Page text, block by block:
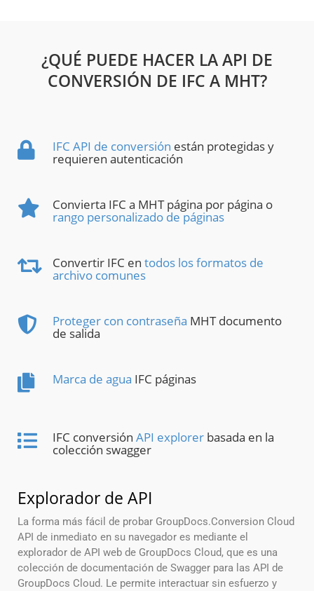
¿QUÉ PUEDE HACER LA API DE
CONVERSIÓN DE IFC A MHT?
IFC API de conversión están protegidas y
requieren autenticación
Convierta IFC a MHT página por página o
rango personalizado de páginas
Convertir IFC en todos los formatos de
archivo comunes
Proteger con contraseña MHT documento
de salida
Marca de agua IFC páginas
IFC conversión API explorer basada en la
colección swagger
Explorador de API
La forma más fácil de probar GroupDocs.Conversion Cloud
API de inmediato en su navegador es mediante el
explorador de API web de GroupDocs Cloud, que es una
colección de documentación de Swagger para las API de
GroupDocs Cloud. Le permite interactuar sin esfuerzo y